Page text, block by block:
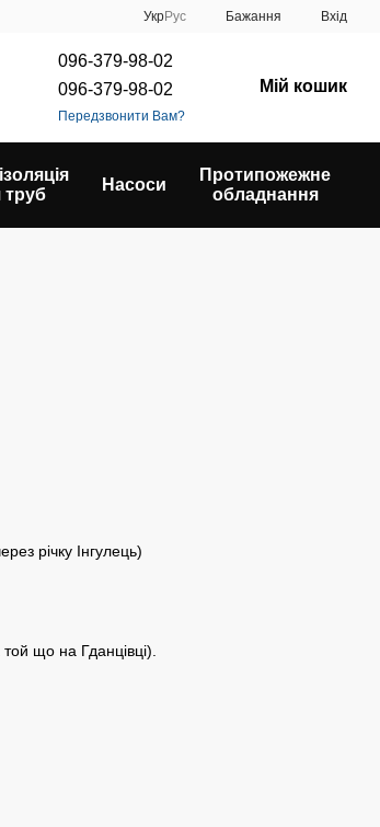
УкрРус Бажання Вхід
096-379-98-02
096-379-98-02
Передзвонити Вам?
Мій кошик
труб
Насоси
Протипожежне
обладнання
річку Інгулець)
що на Гданцівці).